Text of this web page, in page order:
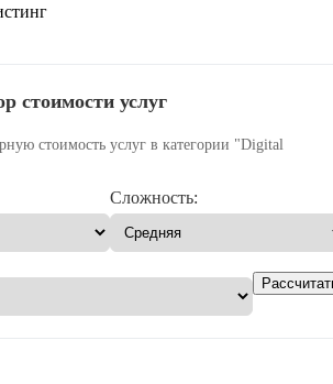
стоимости услуг
стоимость услуг в категории "Digital
Сложность: